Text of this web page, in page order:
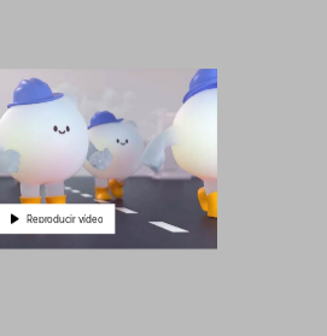
Reproducir vídeo